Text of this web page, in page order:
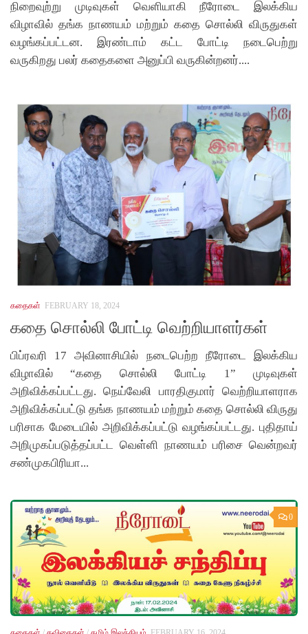
நிறைவுற்று முடிவுகள் வெளியாகி நீரோடை இலக்கிய
விழாவில் தங்க நாணயம் மற்றும் கதை சொல்லி விருதுகள்
வழங்கப்பட்டன. இரண்டாம் கட்ட போட்டி நடைபெற்று
வருகிறது பலர் கதைகளை அனுப்பி வருகின்றனர்....
கதைகள் FEBRUARY 18, 2024
கதை சொல்லி போட்டி வெற்றியாளர்கள்
பிப்ரவரி 17 அவினாசியில் நடைபெற்ற நீரோடை இலக்கிய
விழாவில் “கதை சொல்லி போட்டி 1” முடிவுகள்
அறிவிக்கப்பட்டது. நெய்வேலி பாரதிகுமார் வெற்றியாளராக
அறிவிக்கப்பட்டு தங்க நாணயம் மற்றும் கதை சொல்லி விருது
பரிசாக மேடையில் அறிவிக்கப்பட்டு வழங்கப்பட்டது. புதிதாய்
அறிமுகப்படுத்தப்பட்ட வெள்ளி நாணயம் பரிசை வென்றவர்
சண்முகபிரியா...
0